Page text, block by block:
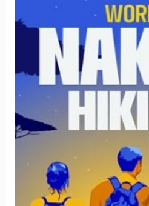
la randonue (ou
World
Day)